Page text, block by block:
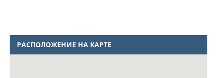
РАСПОЛОЖЕНИЕ НА КАРТЕ